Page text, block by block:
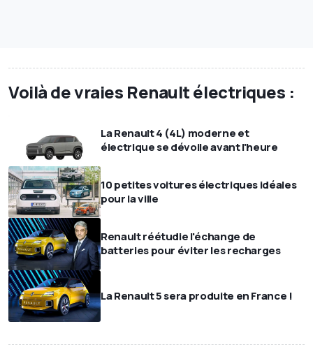
Voilà de vraies Renault électriques :
La Renault 4 (4L) moderne et
électrique se dévoile avant l'heure
10 petites voitures électriques idéales
pour la ville
Renault réétudie l'échange de
batteries pour éviter les recharges
La Renault 5 sera produite en France !